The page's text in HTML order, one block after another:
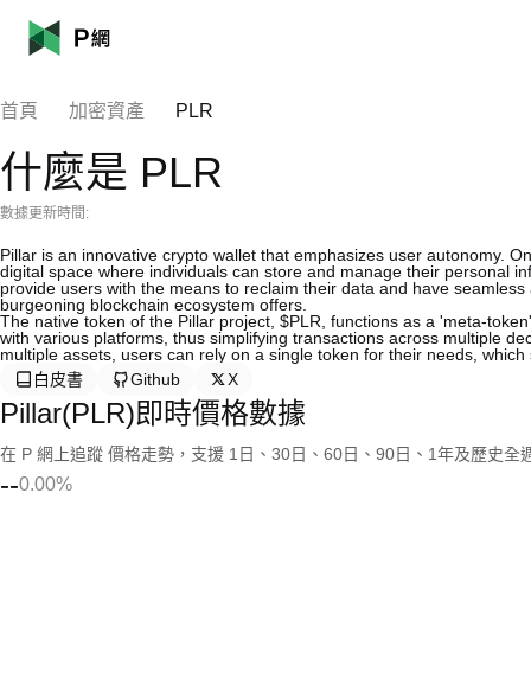
首頁 加密資產 PLR
什麼是 PLR
數據更新時間:
Pillar is an innovative crypto wallet that emphasizes user autonomy.
digital space where individuals can store and manage their personal
provide users with the means to reclaim their data and have
burgeoning blockchain ecosystem offers.
The native token of the Pillar project, $PLR, functions as a 'meta-
with various platforms, thus simplifying transactions across multiple
multiple assets, users can rely on a single token for their needs,
白皮書
Github X
Pillar(PLR)即時價格數據
在 P 網上追蹤 價格走勢，支援 1日、30日、60日、90日、1年及歷史全
--0.00%